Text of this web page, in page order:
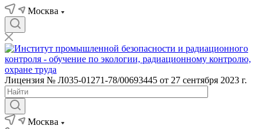
Москва
Лицензия № Л035-01271-78/00693445 от 27 сентября 2023 г.
Москва